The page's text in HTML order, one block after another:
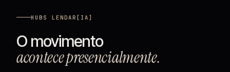
HUBS LENDAR[IA]
O movimento
acontece presencialmente.